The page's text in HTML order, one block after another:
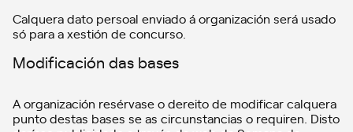
Calquera dato persoal enviado á organización será usado
só para a xestión de concurso.
Modificación das bases
A organización resérvase o dereito de modificar calquera
punto destas bases se as circunstancias o requiren. Disto